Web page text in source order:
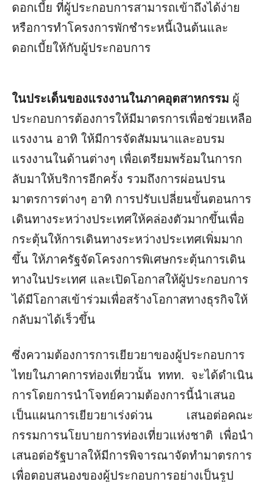
ดอกเบี้ย ที่ผู้ประกอบการสามารถเข้าถึงได้ง่าย
หรือการทำโครงการพักชำระหนี้เงินต้นและ
ดอกเบี้ยให้กับผู้ประกอบการ
ในประเด็นของแรงงานในภาคอุตสาหกรรม ผู้
ประกอบการต้องการให้มีมาตรการเพื่อช่วยเหลือ
แรงงาน อาทิ ให้มีการจัดสัมมนาและอบรม
แรงงานในด้านต่างๆ เพื่อเตรียมพร้อมในการก
ลับมาให้บริการอีกครั้ง รวมถึงการผ่อนปรน
มาตรการต่างๆ อาทิ การปรับเปลี่ยนขั้นตอนการ
เดินทางระหว่างประเทศให้คล่องตัวมากขึ้นเพื่อ
กระตุ้นให้การเดินทางระหว่างประเทศเพิ่มมาก
ขึ้น ให้ภาครัฐจัดโครงการพิเศษกระตุ้นการเดิน
ทางในประเทศ และเปิดโอกาสให้ผู้ประกอบการ
ได้มีโอกาสเข้าร่วมเพื่อสร้างโอกาสทางธุรกิจให้
กลับมาได้เร็วขึ้น
ซึ่งความต้องการการเยียวยาของผู้ประกอบการ
ไทยในภาคการท่องเที่ยวนั้น ททท. จะได้ดำเนิน
การโดยการนำโจทย์ความต้องการนี้นำเสนอ
เป็นแผนการเยียวยาเร่งด่วน เสนอต่อคณะ
กรรมการนโยบายการท่องเที่ยวแห่งชาติ เพื่อนำ
เสนอต่อรัฐบาลให้มีการพิจารณาจัดทำมาตรการ
เพื่อตอบสนองของผู้ประกอบการอย่างเป็นรูป